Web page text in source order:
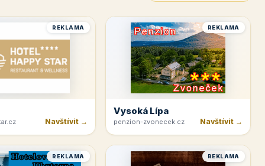
REKLAMA
Navštívit →
REKLAMA
Vysoká Lípa
penzion-zvonecek.cz Navštívit →
REKLAMA REKLAMA